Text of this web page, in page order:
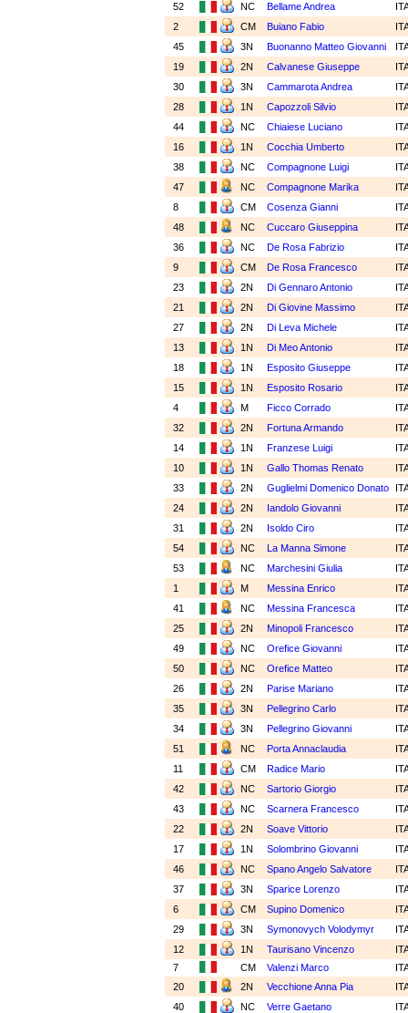
52
NC Bellame Andrea
2
CM Buiano Fabio
45
3N Buonanno Matteo Giovanni
19
2N Calvanese Giuseppe
30
3N Cammarota Andrea
28
1N Capozzoli Silvio
44
NC Chiaiese Luciano
16
1N Cocchia Umberto
38
NC Compagnone Luigi
47
NC Compagnone Marika
8
CM Cosenza Gianni
48
NC Cuccaro Giuseppina
36
NC De Rosa Fabrizio
9
CM De Rosa Francesco
23
2N Di Gennaro Antonio
21
2N Di Giovine Massimo
27
2N Di Leva Michele
13
1N Di Meo Antonio
18
1N Esposito Giuseppe
15
1N Esposito Rosario
4
M Ficco Corrado
32
2N Fortuna Armando
14
1N Franzese Luigi
10
1N Gallo Thomas Renato
33
2N Guglielmi Domenico Donato
24
2N Iandolo Giovanni
31
2N Isoldo Ciro
54
NC La Manna Simone
53
NC Marchesini Giulia
1
M Messina Enrico
41
NC Messina Francesca
25
2N Minopoli Francesco
49
NC Orefice Giovanni
50
NC Orefice Matteo
26
2N Parise Mariano
35
3N Pellegrino Carlo
34
3N Pellegrino Giovanni
51
NC Porta Annaclaudia
11
CM Radice Mario
42
NC Sartorio Giorgio
43
NC Scarnera Francesco
22
2N Soave Vittorio
17
1N Solombrino Giovanni
46
NC Spano Angelo Salvatore
37
3N Sparice Lorenzo
6
CM Supino Domenico
29
3N Symonovych Volodymyr
12
1N Taurisano Vincenzo
7
CM Valenzi Marco
20
2N Vecchione Anna Pia
40
NC Verre Gaetano